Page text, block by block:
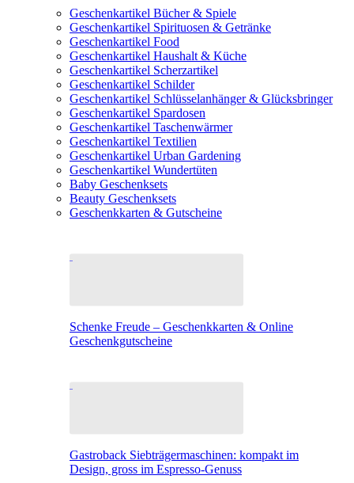
Geschenkartikel Bücher & Spiele
Geschenkartikel Spirituosen & Getränke
Geschenkartikel Food
Geschenkartikel Haushalt & Küche
Geschenkartikel Scherzartikel
Geschenkartikel Schilder
Geschenkartikel Schlüsselanhänger & Glücksbringer
Geschenkartikel Spardosen
Geschenkartikel Taschenwärmer
Geschenkartikel Textilien
Geschenkartikel Urban Gardening
Geschenkartikel Wundertüten
Baby Geschenksets
Beauty Geschenksets
Geschenkkarten & Gutscheine
Schenke Freude – Geschenkkarten & Online
Geschenkgutscheine
Gastroback Siebträgermaschinen: kompakt im
Design, gross im Espresso-Genuss